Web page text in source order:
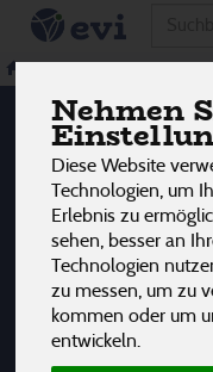
Nehmen
Diese Website
Technologien, um
Erlebnis zu
sehen, besser an
Technologien
zu messen, um zu
kommen oder um
entwickeln.
12
Hersteller